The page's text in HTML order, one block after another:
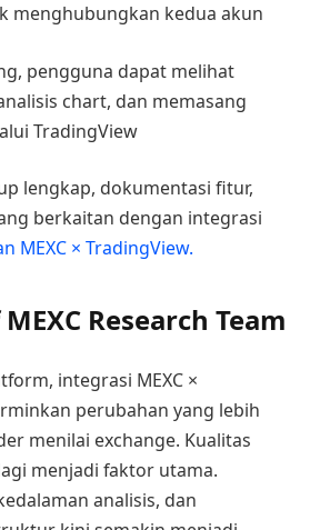
menghubungkan kedua akun
pengguna dapat melihat
chart, dan memasang
TradingView
lengkap, dokumentasi fitur,
berkaitan dengan integrasi
MEXC × TradingView.
Research Team
integrasi MEXC ×
perubahan yang lebih
menilai exchange. Kualitas
menjadi faktor utama.
analisis, dan